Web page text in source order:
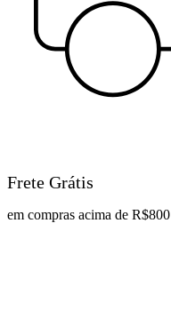
Frete Grátis
em compras acima de R$800